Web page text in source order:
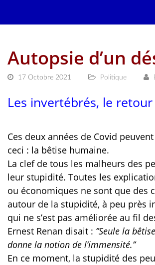
Autopsie d’un
17 Octobre 2021 Politique
Les invertébrés, le retour
Ces deux années de Covid
ceci : la bêtise humaine.
La clef de tous les malheurs des
leur stupidité. Toutes les
ou économiques ne sont que des
autour de la stupidité, à peu près
qui ne s’est pas améliorée au fil
Ernest Renan disait : ‘’Seule la
donne la notion de l’immensité.’’
En ce moment, la stupidité des